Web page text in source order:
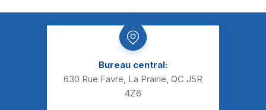
Bureau central:
630 Rue Favre, La Prairie, QC J5R
4Z6